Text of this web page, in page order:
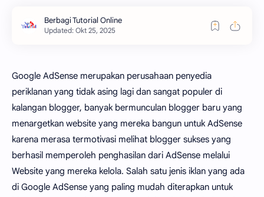
Google AdSense merupakan perusahaan penyedia
periklanan yang tidak asing lagi dan sangat populer di
kalangan blogger, banyak bermunculan blogger baru yang
menargetkan website yang mereka bangun untuk AdSense
karena merasa termotivasi melihat blogger sukses yang
berhasil memperoleh penghasilan dari AdSense melalui
Website yang mereka kelola. Salah satu jenis iklan yang ada
di Google AdSense yang paling mudah diterapkan untuk